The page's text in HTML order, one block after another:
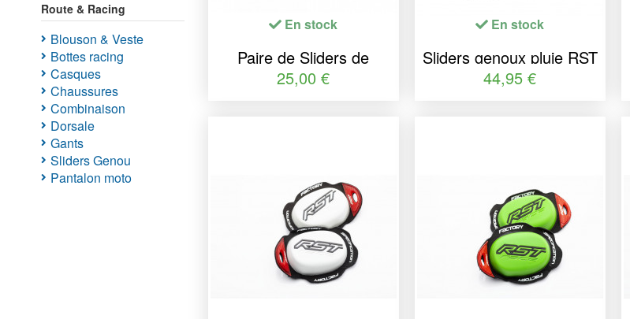
En stock
Paire de Sliders de
genoux pilote moto sur
25,00 €
En stock
Sliders genoux pluie RST
Factory
44,95 €
Route & Racing
Blouson & Veste
Bottes racing
Casques
Chaussures
Combinaison
Dorsale
Gants
Sliders Genou
Pantalon moto